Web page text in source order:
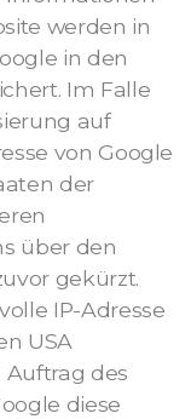
werden in
in den
Im Falle
auf
von Google
der
über den
gekürzt.
IP-Adresse
USA
des
diese